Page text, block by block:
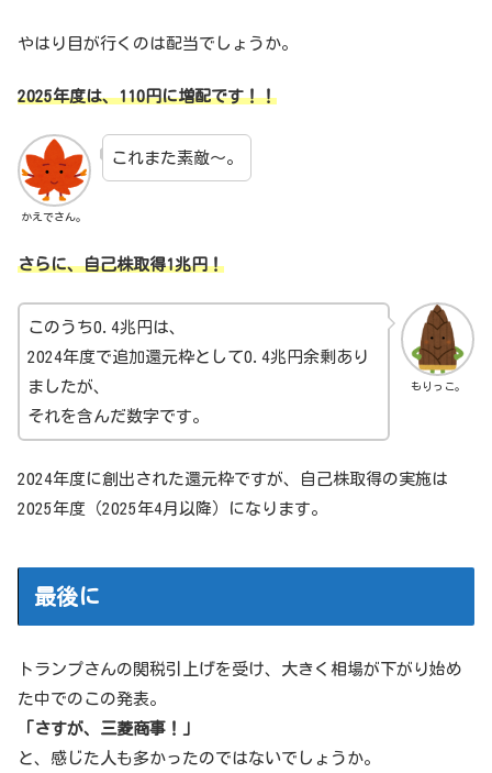
やはり目が行くのは配当でしょうか。
2025年度は、110円に増配です！！
かえでさん。
これまた素敵～。
さらに、自己株取得1兆円！
もりっこ。
このうち0.4兆円は、
2024年度で追加還元枠として0.4兆円余剰あり
ましたが、
それを含んだ数字です。
2024年度に創出された還元枠ですが、自己株取得の実施は
2025年度（2025年4月以降）になります。
最後に
トランプさんの関税引上げを受け、大きく相場が下がり始め
た中でのこの発表。
「さすが、三菱商事！」
と、感じた人も多かったのではないでしょうか。